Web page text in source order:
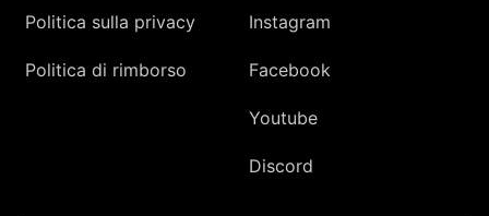
Politica sulla privacy
Politica di rimborso
Instagram
Facebook
Youtube
Discord